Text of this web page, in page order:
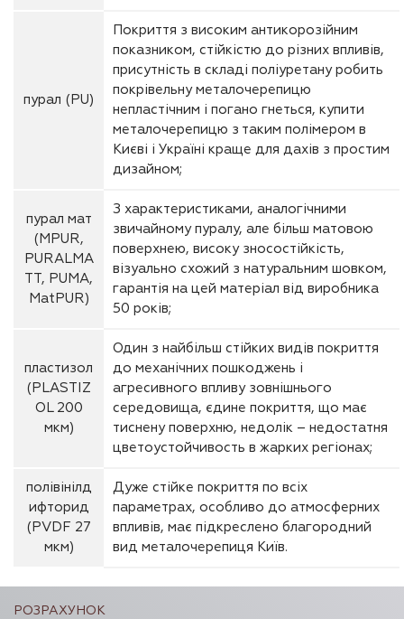
пурал (PU)
Покриття з високим антикорозійним
показником, стійкістю до різних впливів,
присутність в складі поліуретану робить
покрівельну металочерепицю
непластічним і погано гнеться, купити
металочерепицю з таким полімером в
Києві і Україні краще для дахів з простим
дизайном;
пурал мат
(MPUR,
PURALMA
TT, PUMA,
MatPUR)
З характеристиками, аналогічними
звичайному пуралу, але більш матовою
поверхнею, високу зносостійкість,
візуально схожий з натуральним шовком,
гарантія на цей матеріал від виробника
50 років;
пластизол
(PLASTIZ
OL 200
мкм)
Один з найбільш стійких видів покриття
до механічних пошкоджень і
агресивного впливу зовнішнього
середовища, єдине покриття, що має
тиснену поверхню, недолік – недостатня
цветоустойчивость в жарких регіонах;
полівінілд
ифторид
(PVDF 27
мкм)
Дуже стійке покриття по всіх
параметрах, особливо до атмосферних
впливів, має підкреслено благородний
вид металочерепиця Київ.
РОЗРАХУНОК